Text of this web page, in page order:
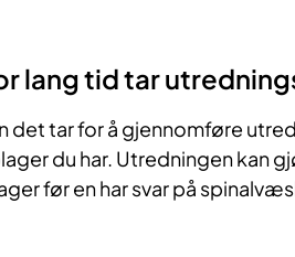
lang tid tar
det tar for å gjennomføre
du har. Utredningen kan
før en har svar på